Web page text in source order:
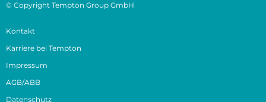
© Copyright Tempton Group GmbH
Kontakt
Karriere bei Tempton
Impressum
AGB/ABB
Datenschutz